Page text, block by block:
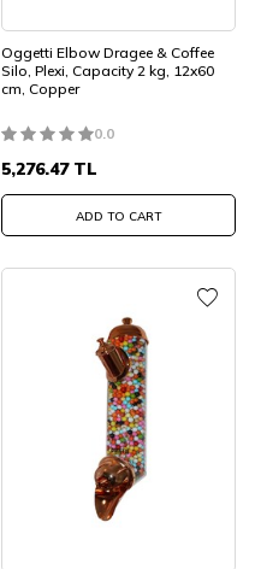
Oggetti Elbow Dragee & Coffee
Silo, Plexi, Capacity 2 kg, 12x60
cm, Copper
0.0
5,276.47TL
ADD TO CART